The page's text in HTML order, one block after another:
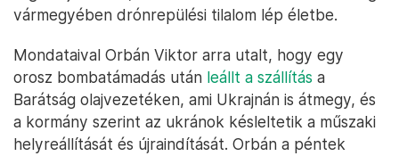
vármegyében drónrepülési tilalom lép életbe.
Mondataival Orbán Viktor arra utalt, hogy egy
orosz bombatámadás után leállt a szállítás a
Barátság olajvezetéken, ami Ukrajnán is átmegy, és
a kormány szerint az ukránok késleltetik a műszaki
helyreállítását és újraindítását. Orbán a péntek